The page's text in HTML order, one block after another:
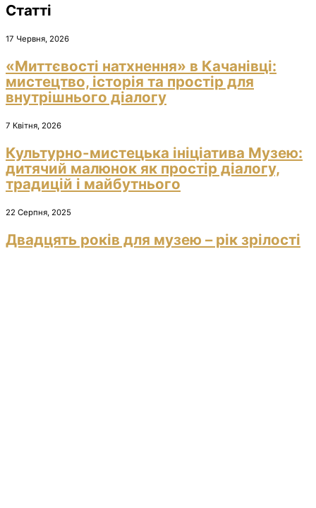
Статті
17 Червня, 2026
«Миттєвості натхнення» в Качанівці:
мистецтво, історія та простір для
внутрішнього діалогу
7 Квітня, 2026
Культурно-мистецька ініціатива Музею:
дитячий малюнок як простір діалогу,
традицій і майбутнього
22 Серпня, 2025
Двадцять років для музею – рік зрілості